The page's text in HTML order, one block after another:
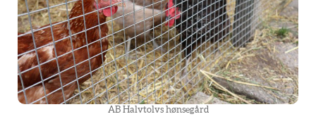
AB Halvtolvs hønsegård